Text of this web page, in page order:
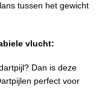
tussen het gewicht
vlucht:
Dan is deze
perfect voor